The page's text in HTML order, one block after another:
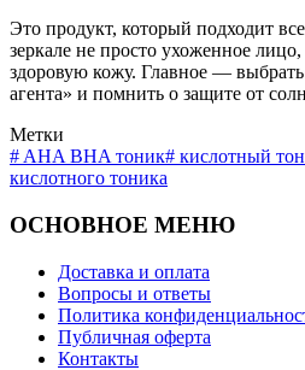
Это продукт, который подходит
зеркале не просто ухоженное
здоровую кожу. Главное — выбрать
агента» и помнить о защите от
Метки
#AHA BHA тоник# кислотный
кислотного тоника
ОСНОВНОЕ МЕНЮ
Доставка и оплата
Вопросы и ответы
Политика
Публичная оферта
Контакты